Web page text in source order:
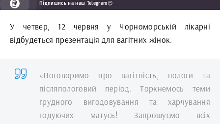
Підпишись на наш Telegram😉
У четвер, 12 червня у Чорноморській лікарні
відбудеться презентація для вагітних жінок.
«Поговоримо про вагітність, пологи та
післяпологовий період. Торкнемось теми
грудного вигодовування та харчування
годуючих матусь! Запрошуємо всіх